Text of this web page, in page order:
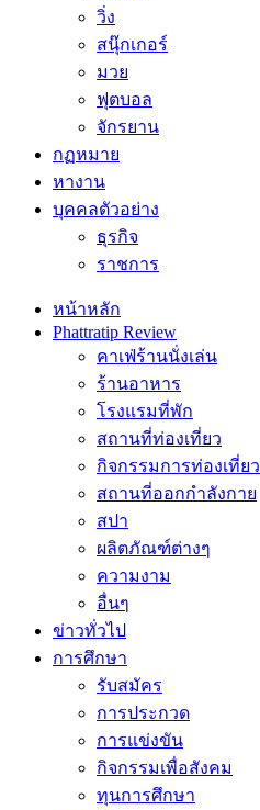
วิ่ง
สนุ๊กเกอร์
มวย
ฟุตบอล
จักรยาน
กฏหมาย
หางาน
บุคคลตัวอย่าง
ธุรกิจ
ราชการ
หน้าหลัก
Phattratip Review
คาเฟ่ร้านนั่งเล่น
ร้านอาหาร
โรงแรมที่พัก
สถานที่ท่องเที่ยว
กิจกรรมการท่องเที่ยว
สถานที่ออกกำลังกาย
สปา
ผลิตภัณฑ์ต่างๆ
ความงาม
อื่นๆ
ข่าวทั่วไป
การศึกษา
รับสมัคร
การประกวด
การแข่งขัน
กิจกรรมเพื่อสังคม
ทุนการศึกษา